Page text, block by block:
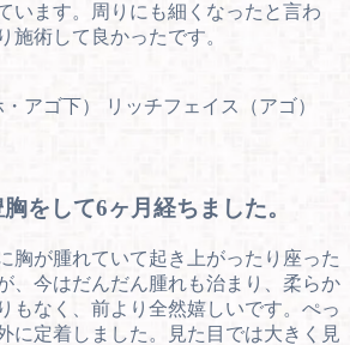
います。周りにも細くなったと言わ
施術して良かったです。
アゴ下） リッチフェイス（アゴ）
をして6ヶ月経ちました。
胸が腫れていて起き上がったり座った
、今はだんだん腫れも治まり、柔らか
もなく、前より全然嬉しいです。ぺっ
に定着しました。見た目では大きく見